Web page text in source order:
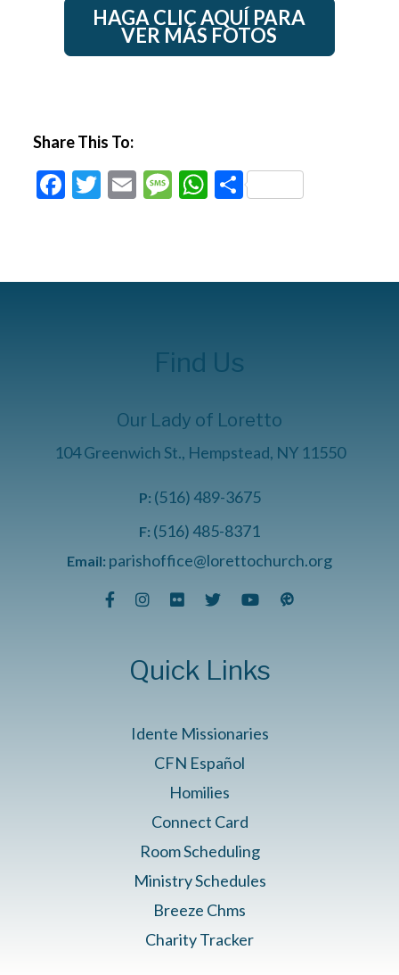
HAGA CLIC AQUÍ PARA
VER MÁS FOTOS
Share This To:
Facebook
Twitter
EmailMessage
WhatsApp
Compartir
Find Us
Our Lady of Loretto
104 Greenwich St., Hempstead, NY 11550
P: (516) 489-3675
F: (516) 485-8371
Email: parishoffice@lorettochurch.org
Quick Links
Idente Missionaries
CFN Español
Homilies
Connect Card
Room Scheduling
Ministry Schedules
Breeze Chms
Charity Tracker